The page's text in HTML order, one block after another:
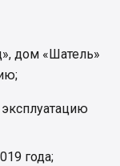
дом «Шатель»
года;